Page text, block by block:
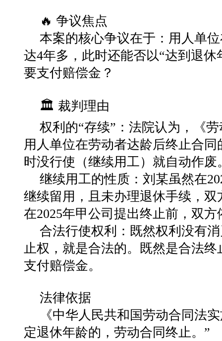
🔥 争议焦点
本案的核心争议在于：用人单
达4年多，此时还能否以“达到退
要支付赔偿金？
🏛️ 裁判理由
权利的“存续”：法院认为，《
用人单位在劳动者达龄后终止合
时没行使（继续用工）就自动作废
继续用工的性质：刘某虽然在
继续留用，且未办理退休手续，
在2025年甲公司提出终止前，双
合法行使权利：既然权利没有
止权，就是合法的。既然是合法
支付赔偿金。
法律依据
《中华人民共和国劳动合同法
定退休年龄的，劳动合同终止。”